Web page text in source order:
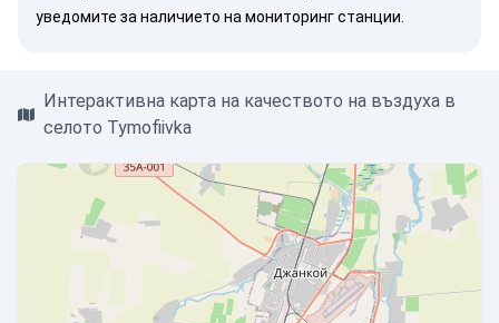
уведомите за наличието на мониторинг станции.
Интерактивна карта на качеството на въздуха в
селото Tymofiivka